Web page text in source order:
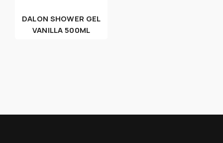
DALON SHOWER GEL
VANILLA 500ML